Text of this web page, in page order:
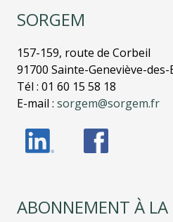
SORGEM
157-159, route de Corbeil
91700 Sainte-Geneviève-des-
Tél : 01 60 15 58 18
E-mail : sorgem@sorgem.fr
ABONNEMENT À LA